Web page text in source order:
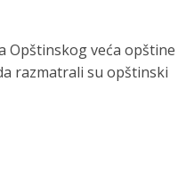
Opštinskog veća opštine
razmatrali su opštinski